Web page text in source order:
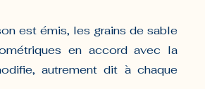
est émis, les grains de sable
en accord avec la
autrement dit à chaque